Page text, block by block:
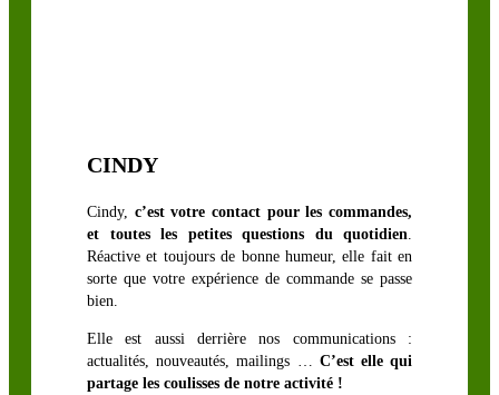
CINDY
Cindy, c’est votre contact pour les commandes,
et toutes les petites questions du quotidien.
Réactive et toujours de bonne humeur, elle fait en
sorte que votre expérience de commande se passe
bien.
Elle est aussi derrière nos communications :
actualités, nouveautés, mailings … C’est elle qui
partage les coulisses de notre activité !